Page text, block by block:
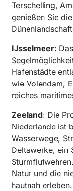
Terschelling,
genießen Sie
IJsselmeer: Das
Hafenstädte
wie Volendam,
reiches
Zeeland: Die
Niederlande ist
Wasserwege,
Deltawerke, ein
Natur und die
hautnah erleben.